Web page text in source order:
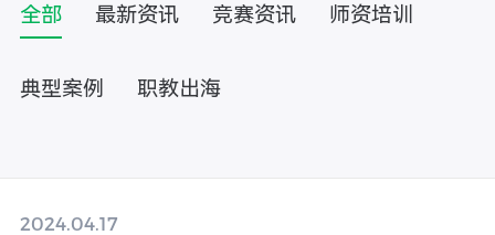
全部 最新资讯 竞赛资讯 师资培训
典型案例 职教出海
2024.04.17